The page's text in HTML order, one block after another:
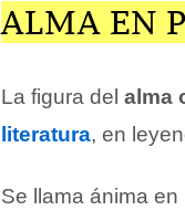
ALMA EN
La figura del alma
literatura, en
Se llama ánima